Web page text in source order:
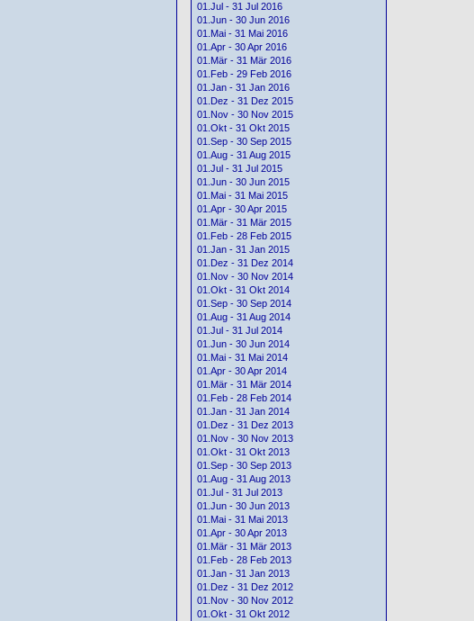
01.Jul - 31 Jul 2016
01.Jun - 30 Jun 2016
01.Mai - 31 Mai 2016
01.Apr - 30 Apr 2016
01.Mär - 31 Mär 2016
01.Feb - 29 Feb 2016
01.Jan - 31 Jan 2016
01.Dez - 31 Dez 2015
01.Nov - 30 Nov 2015
01.Okt - 31 Okt 2015
01.Sep - 30 Sep 2015
01.Aug - 31 Aug 2015
01.Jul - 31 Jul 2015
01.Jun - 30 Jun 2015
01.Mai - 31 Mai 2015
01.Apr - 30 Apr 2015
01.Mär - 31 Mär 2015
01.Feb - 28 Feb 2015
01.Jan - 31 Jan 2015
01.Dez - 31 Dez 2014
01.Nov - 30 Nov 2014
01.Okt - 31 Okt 2014
01.Sep - 30 Sep 2014
01.Aug - 31 Aug 2014
01.Jul - 31 Jul 2014
01.Jun - 30 Jun 2014
01.Mai - 31 Mai 2014
01.Apr - 30 Apr 2014
01.Mär - 31 Mär 2014
01.Feb - 28 Feb 2014
01.Jan - 31 Jan 2014
01.Dez - 31 Dez 2013
01.Nov - 30 Nov 2013
01.Okt - 31 Okt 2013
01.Sep - 30 Sep 2013
01.Aug - 31 Aug 2013
01.Jul - 31 Jul 2013
01.Jun - 30 Jun 2013
01.Mai - 31 Mai 2013
01.Apr - 30 Apr 2013
01.Mär - 31 Mär 2013
01.Feb - 28 Feb 2013
01.Jan - 31 Jan 2013
01.Dez - 31 Dez 2012
01.Nov - 30 Nov 2012
01.Okt - 31 Okt 2012